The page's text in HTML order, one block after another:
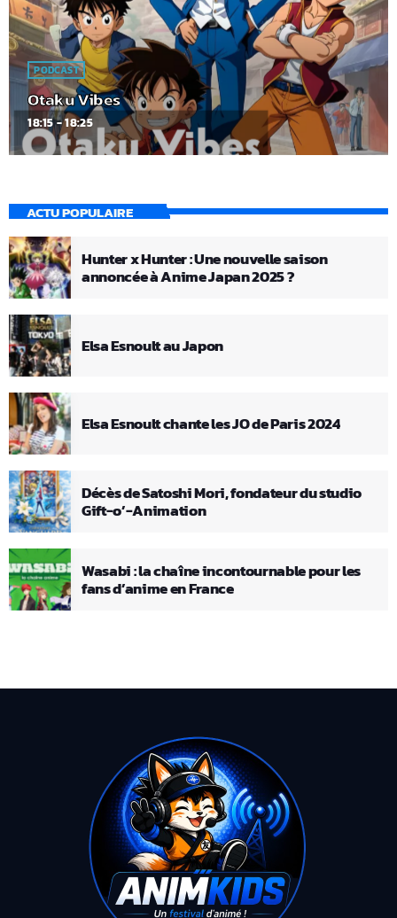
PODCAST
Otaku Vibes
18:15 - 18:25
ACTU POPULAIRE
Hunter x Hunter : Une nouvelle saison
annoncée à Anime Japan 2025 ?
Elsa Esnoult au Japon
Elsa Esnoult chante les JO de Paris 2024
Décès de Satoshi Mori, fondateur du studio
Gift-o’-Animation
Wasabi : la chaîne incontournable pour les
fans d’anime en France